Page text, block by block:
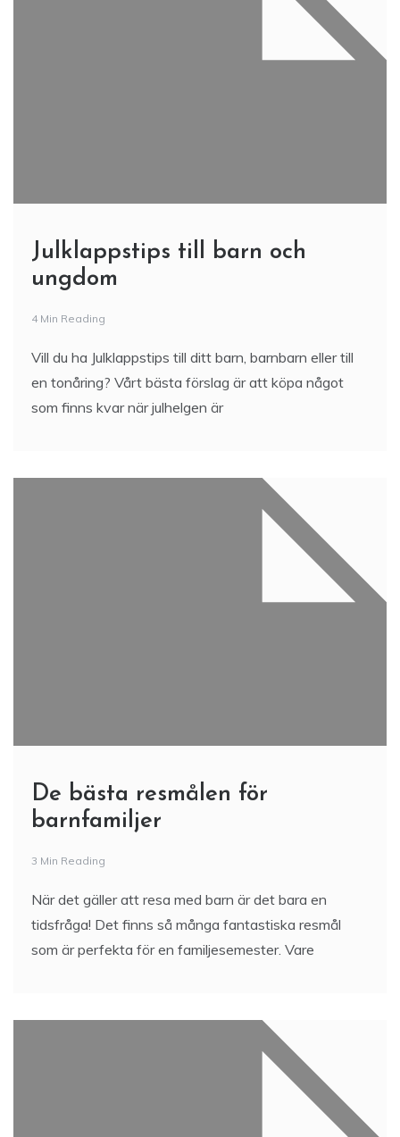
Julklappstips till barn och
ungdom
4 Min Reading
Vill du ha Julklappstips till ditt barn, barnbarn eller till
en tonåring? Vårt bästa förslag är att köpa något
som finns kvar när julhelgen är
De bästa resmålen för
barnfamiljer
3 Min Reading
När det gäller att resa med barn är det bara en
tidsfråga! Det finns så många fantastiska resmål
som är perfekta för en familjesemester. Vare